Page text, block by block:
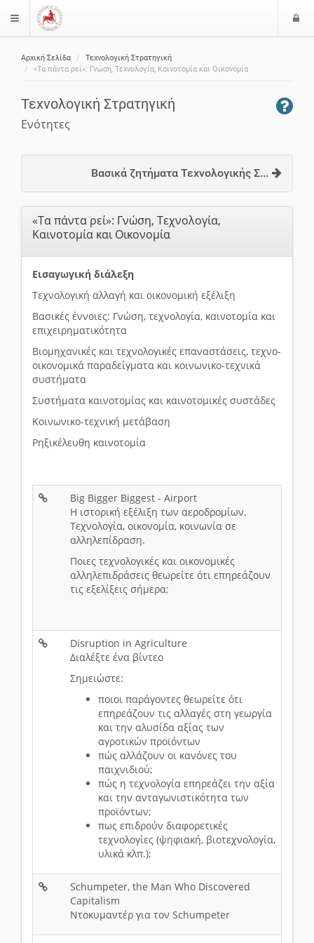
$langMenu
Αρχική Σελίδα
Τεχνολογική Στρατηγική
«Τα πάντα ρεί»: Γνώση, Τεχνολογία, Καινοτομία και Οικονομία
Τεχνολογική Στρατηγική
Ενότητες
Βασικά ζητήματα Τεχνολογικής Σ...
«Τα πάντα ρεί»: Γνώση, Τεχνολογία,
Καινοτομία και Οικονομία
Εισαγωγική διάλεξη
Τεχνολογική αλλαγή και οικονομική εξέλιξη
Βασικές έννοιες: Γνώση, τεχνολογία, καινοτομία και
επιχειρηματικότητα
Βιομηχανικές και τεχνολογικές επαναστάσεις, τεχνο-
οικονομικά παραδείγματα και κοινωνικο-τεχνικά
συστήματα
Συστήματα καινοτομίας και καινοτομικές συστάδες
Κοινωνικο-τεχνική μετάβαση
Ρηξικέλευθη καινοτομία
Big Bigger Biggest - Airport
Η ιστορική εξέλιξη των αεροδρομίων.
Τεχνολογία, οικονομία, κοινωνία σε
αλληλεπίδραση.
Ποιες τεχνολογικές και οικονομικές
αλληλεπιδράσεις θεωρείτε ότι επηρεάζουν
τις εξελίξεις σήμερα;
Disruption in Agriculture
Διαλέξτε ένα βίντεο
Σημειώστε:
ποιοι παράγοντες θεωρείτε ότι
επηρεάζουν τις αλλαγές στη γεωργία
και την αλυσίδα αξίας των
αγροτικών προϊόντων
πώς αλλάζουν οι κανόνες του
παιχνιδιού;
πώς η τεχνολογία επηρεάζει την αξία
και την ανταγωνιστικότητα των
προϊόντων;
πως επιδρούν διαφορετικές
τεχνολογίες (ψηφιακή, βιοτεχνολογία,
υλικά κλπ.);
Schumpeter, the Man Who Discovered
Capitalism
Ντοκυμαντέρ για τον Schumpeter